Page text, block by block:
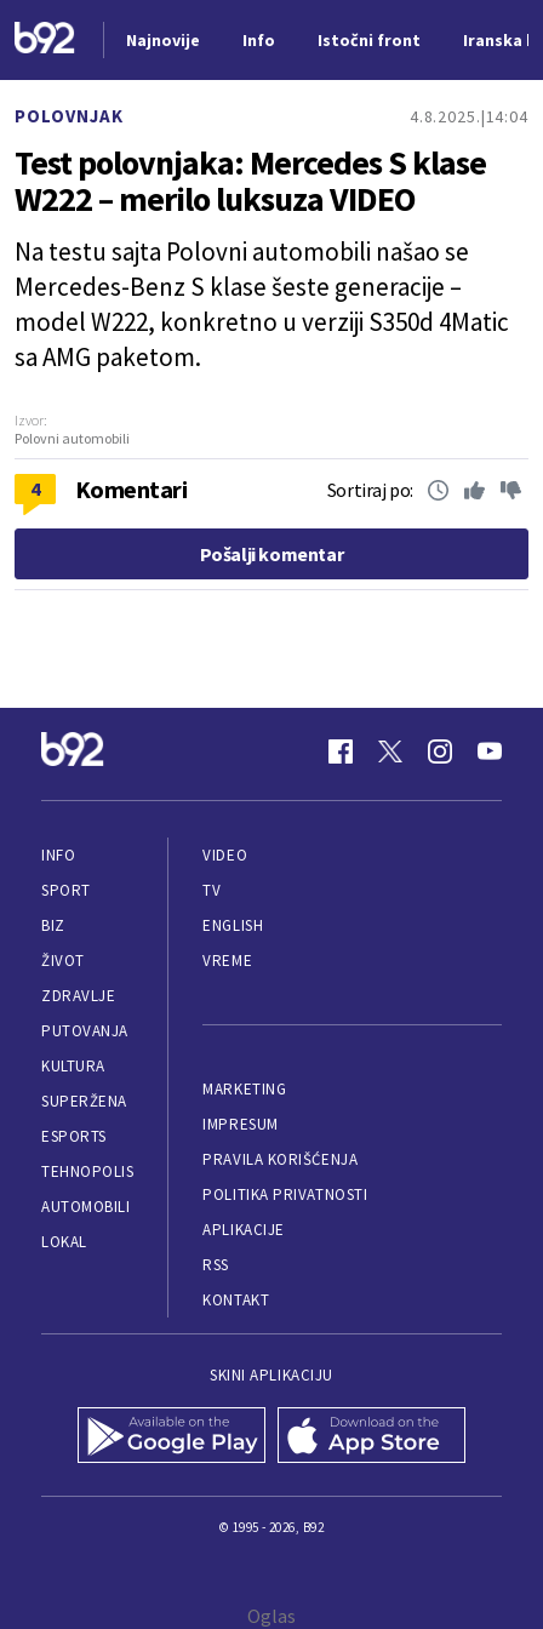
Najnovije Info Istočni front Iranska
POLOVNJAK 4.8.2025. 14:04
Test polovnjaka: Mercedes S klase
W222 – merilo luksuza VIDEO
Na testu sajta Polovni automobili našao se
Mercedes-Benz S klase šeste generacije –
model W222, konkretno u verziji S350d 4Matic
sa AMG paketom.
Izvor:
Polovni automobili
4 Komentari Sortiraj po:
Pošalji komentar
INFO
SPORT
BIZ
ŽIVOT
ZDRAVLJE
PUTOVANJA
KULTURA
SUPERŽENA
ESPORTS
TEHNOPOLIS
AUTOMOBILI
LOKAL
VIDEO
TV
ENGLISH
VREME
MARKETING
IMPRESUM
PRAVILA KORIŠĆENJA
POLITIKA PRIVATNOSTI
APLIKACIJE
RSS
KONTAKT
SKINI APLIKACIJU
© 1995 - 2026, B92